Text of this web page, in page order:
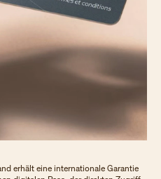
erhält eine internationale Garantie